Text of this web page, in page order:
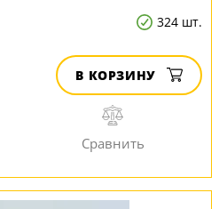
324 шт.
В КОРЗИНУ